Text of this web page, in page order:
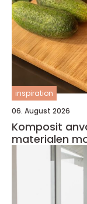
inspiration
06. August 2026
Komposit
materialen